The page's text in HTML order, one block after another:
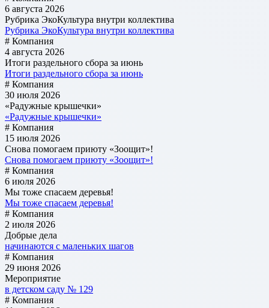
6 августа 2026
Рубрика ЭкоКультура внутри коллектива
Рубрика ЭкоКультура внутри коллектива
# Компания
4 августа 2026
Итоги раздельного сбора за июнь
Итоги раздельного сбора за июнь
# Компания
30 июля 2026
«Радужные крышечки»
«Радужные крышечки»
# Компания
15 июля 2026
Снова помогаем приюту «Зоощит»!
Снова помогаем приюту «Зоощит»!
# Компания
6 июля 2026
Мы тоже спасаем деревья!
Мы тоже спасаем деревья!
# Компания
2 июля 2026
Добрые дела
начинаются с маленьких шагов
# Компания
29 июня 2026
Мероприятие
в детском саду № 129
# Компания